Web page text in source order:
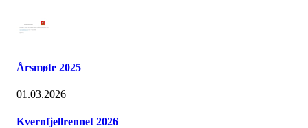
Årsmøte 2025
01.03.2026
Kvernfjellrennet 2026